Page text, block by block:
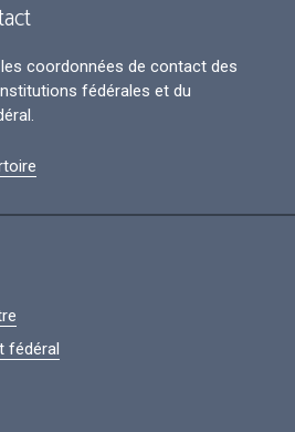
coordonnées de contact des
fédérales et du
fédéral